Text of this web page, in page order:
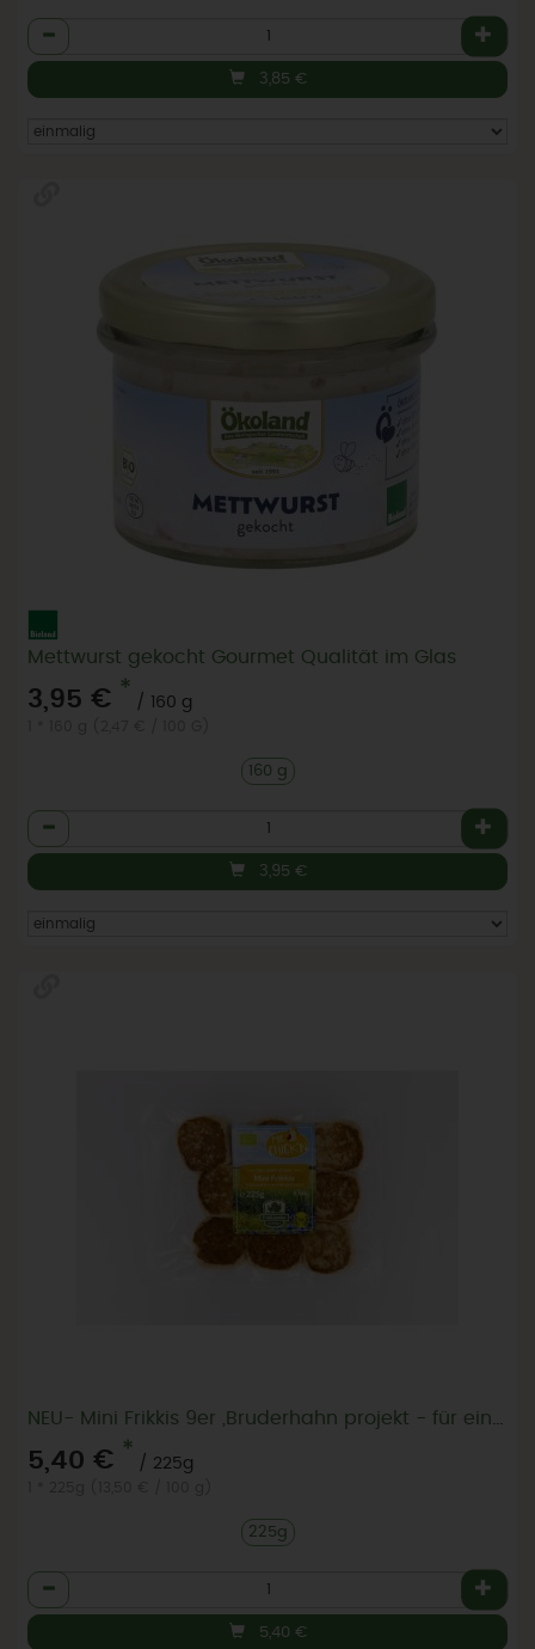
Anzahl
3,85 €
Mettwurst gekocht Gourmet Qualität im Glas
3,95 € *
/ 160 g
160 g
Anzahl
3,95 €
5,40 € *
/ 225g
225g
Anzahl
5,40 €